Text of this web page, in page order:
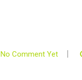
No Comment Yet